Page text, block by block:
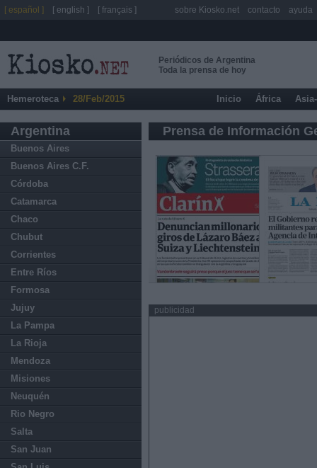
Periódicos de Argentina
Toda la prensa de hoy
Hemeroteca 28/Feb/2015 Inicio África
Argentina
Buenos Aires
Buenos Aires C.F.
Córdoba
Catamarca
Chaco
Chubut
Corrientes
Entre Ríos
Formosa
Jujuy
La Pampa
La Rioja
Mendoza
Misiones
Neuquén
Rio Negro
Salta
San Juan
Prensa de Información
publicidad
[ español ] [ english ] [ français ] sobre Kiosko.net contacto ayuda